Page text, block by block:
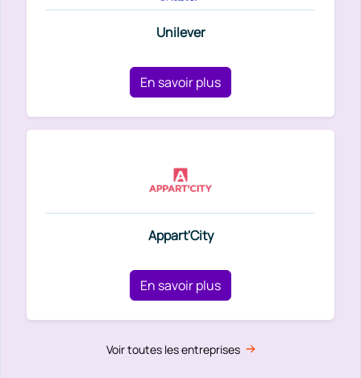
Unilever
En savoir plus
Appart'City
En savoir plus
Voir toutes les entreprises